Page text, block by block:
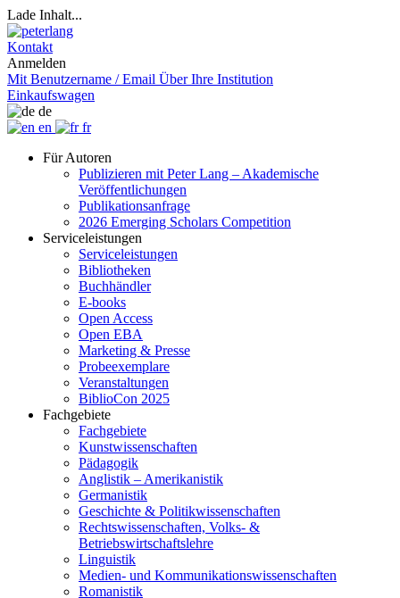
Lade Inhalt...
Kontakt
Anmelden
Mit Benutzername / Email Über Ihre Institution
Einkaufswagen
de
en
fr
Für Autoren
Publizieren mit Peter Lang – Akademische
Veröffentlichungen
Publikationsanfrage
2026 Emerging Scholars Competition
Serviceleistungen
Serviceleistungen
Bibliotheken
Buchhändler
E-books
Open Access
Open EBA
Marketing & Presse
Probeexemplare
Veranstaltungen
BiblioCon 2025
Fachgebiete
Fachgebiete
Kunstwissenschaften
Pädagogik
Anglistik – Amerikanistik
Germanistik
Geschichte & Politikwissenschaften
Rechtswissenschaften, Volks- &
Betriebswirtschaftslehre
Linguistik
Medien- und Kommunikationswissenschaften
Romanistik